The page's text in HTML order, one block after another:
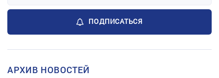
ПОДПИСАТЬСЯ
АРХИВ НОВОСТЕЙ